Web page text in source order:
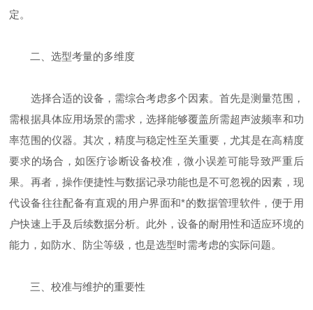
定。
二、选型考量的多维度
选择合适的设备，需综合考虑多个因素。首先是测量范围，
需根据具体应用场景的需求，选择能够覆盖所需超声波频率和功
率范围的仪器。其次，精度与稳定性至关重要，尤其是在高精度
要求的场合，如医疗诊断设备校准，微小误差可能导致严重后
果。再者，操作便捷性与数据记录功能也是不可忽视的因素，现
代设备往往配备有直观的用户界面和*的数据管理软件，便于用
户快速上手及后续数据分析。此外，设备的耐用性和适应环境的
能力，如防水、防尘等级，也是选型时需考虑的实际问题。
三、校准与维护的重要性